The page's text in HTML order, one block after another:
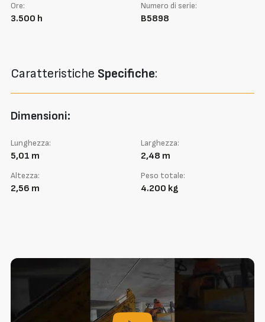
Ore:
3.500 h
Numero di serie:
B5898
Caratteristiche Specifiche:
Dimensioni:
Lunghezza:
5,01 m
Larghezza:
2,48 m
Altezza:
2,56 m
Peso totale:
4.200 kg